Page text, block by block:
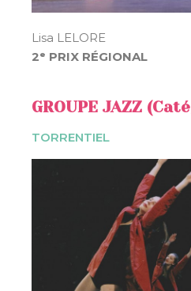
Lisa LELORE
2ᵉ PRIX RÉGIONAL
GROUPE JAZZ
TORRENTIEL